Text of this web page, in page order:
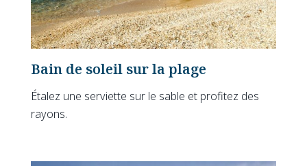
Bain de soleil sur la plage
Étalez une serviette sur le sable et profitez des
rayons.